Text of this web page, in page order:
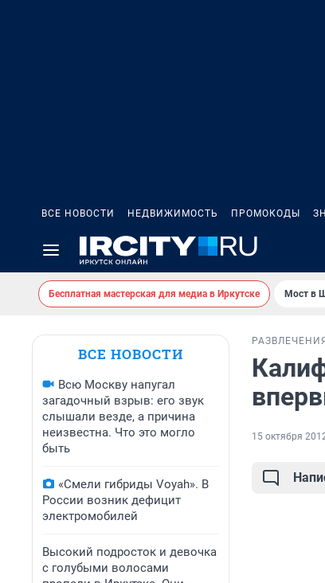
ВСЕ НОВОСТИ НЕДВИЖИМОСТЬ ПРОМОКОДЫ
Бесплатная мастерская для медиа в Иркутске Мост в
ВСЕ НОВОСТИ
Всю Москву напугал
загадочный взрыв: его звук
слышали везде, а причина
неизвестна. Что это могло
быть
«Смели гибриды Voyah». В
России возник дефицит
электромобилей
Высокий подросток и девочка
с голубыми волосами
РАЗВЛЕЧЕНИЯ
15 октября